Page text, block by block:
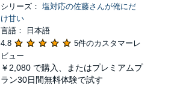
シリーズ： 塩対応の佐藤さんが俺にだ
け甘い
言語： 日本語
4.8
5件のカスタマーレ
ビュー
￥2,080 で購入、またはプレミアムプ
ラン30日間無料体験で試す